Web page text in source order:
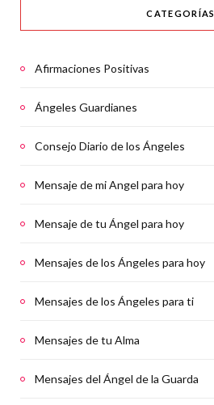
CATEGORÍAS
Afirmaciones Positivas
Ángeles Guardianes
Consejo Diario de los Ángeles
Mensaje de mi Angel para hoy
Mensaje de tu Ángel para hoy
Mensajes de los Ángeles para hoy
Mensajes de los Ángeles para ti
Mensajes de tu Alma
Mensajes del Ángel de la Guarda